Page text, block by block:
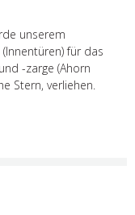
unserem
für das
-zarge (Ahorn
Stern, verliehen.